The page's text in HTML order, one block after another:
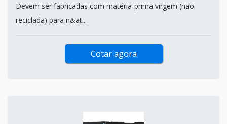
Devem ser fabricadas com matéria-prima virgem (não
reciclada) para n&at...
Cotar agora